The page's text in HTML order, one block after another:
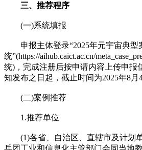
三、推荐程序
(一)系统填报
申报主体登录“2025年元宇宙典型
统”(https://aihub.caict.ac.cn/
统)，完成注册后按申请内容上传申报
知发布之日起，截止时间为2025年8月4
(二)案例推荐
1.推荐单位
(1)各省、自治区、直辖市及计划
兵团工业和信息化主管部门会同当地